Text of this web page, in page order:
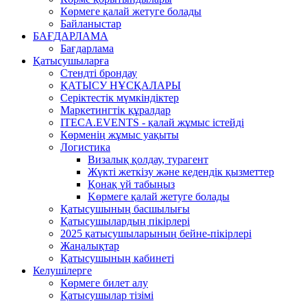
Көрмеге қалай жетуге болады
Байланыстар
БАҒДАРЛАМА
Бағдарлама
Қатысушыларға
Стендті брондау
ҚАТЫСУ НҰСҚАЛАРЫ
Серіктестік мүмкіндіктер
Маркетингтік құралдар
ITECA.EVENTS - қалай жұмыс істейді
Көрменің жұмыс уақыты
Логистика
Визалық қолдау, турагент
Жүкті жеткізу және кедендік қызметтер
Қонақ үй табыңыз
Kөрмеге қалай жетуге болады
Қатысушының басшылығы
Қатысушылардың пікірлері
2025 қатысушыларының бейне-пікірлері
Жаңалықтар
Қатысушының кабинеті
Келушілерге
Көрмеге билет алу
Қатысушылар тізімі